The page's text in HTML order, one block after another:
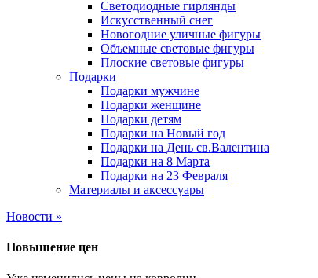
Светодиодные гирлянды
Искусственный снег
Новогодние уличные фигуры
Объемные световые фигуры
Плоские световые фигуры
Подарки
Подарки мужчине
Подарки женщине
Подарки детям
Подарки на Новый год
Подарки на День св.Валентина
Подарки на 8 Марта
Подарки на 23 Февраля
Материалы и аксессуары
Новости »
Повышение цен